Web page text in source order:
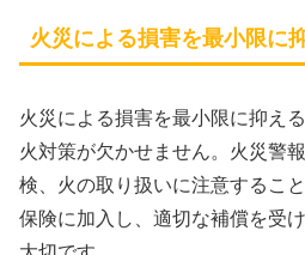
火災による損害を最小限に
火災による損害を最小限に抑え
火対策が欠かせません。火災警
検、火の取り扱いに注意するこ
保険に加入し、適切な補償を受